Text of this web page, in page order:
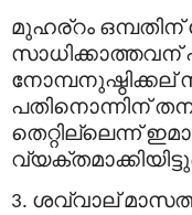
മുഹര്റം ഒമ്പതിന്
സാധിക്കാത്തവന്
നോമ്പനുഷ്ഠിക്കല്
പതിനൊന്നിന്
തെറ്റില്ലെന്ന്
3. ശവ്വാല്